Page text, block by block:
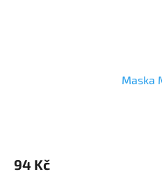
Maska
94 Kč